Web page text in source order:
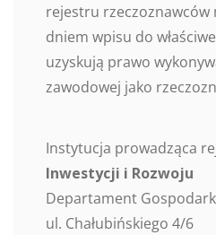
rejestru rzeczoznawców
dniem wpisu do
uzyskują prawo
zawodowej jako
Instytucja prowadząca
Inwestycji i Rozwoju
Departament
ul. Chałubińskiego 4/6